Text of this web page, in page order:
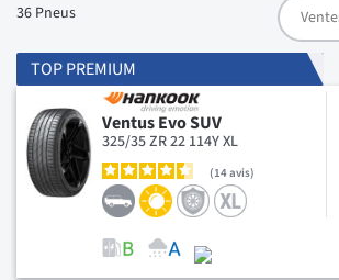
36 Pneus
TOP PREMIUM
Ventus Evo SUV
325/35 ZR 22 114Y XL
14avis